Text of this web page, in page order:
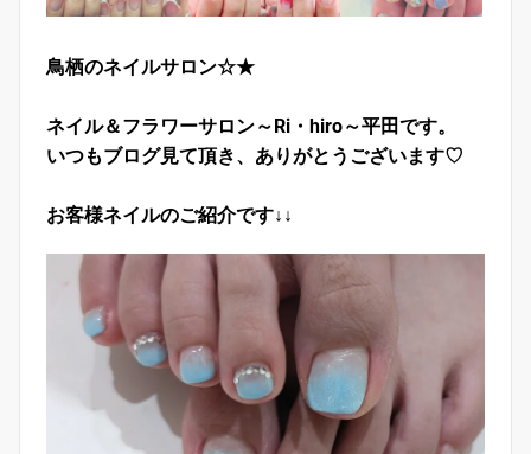
鳥栖のネイルサロン☆★
ネイル＆フラワーサロン～Ri・hiro～平田です。
いつもブログ見て頂き、ありがとうございます♡
お客様ネイルのご紹介です↓↓